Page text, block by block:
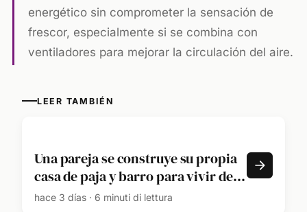
energético sin comprometer la sensación de
frescor, especialmente si se combina con
ventiladores para mejorar la circulación del aire.
LEER TAMBIÉN
Una pareja se construye su propia
casa de paja y barro para vivir de
forma más sostenible junto a sus
hace 3 días · 6 minuti di lettura